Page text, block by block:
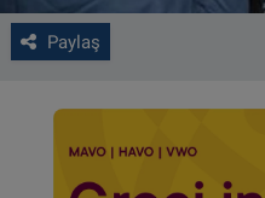
Paylaş
Çerez Politikası